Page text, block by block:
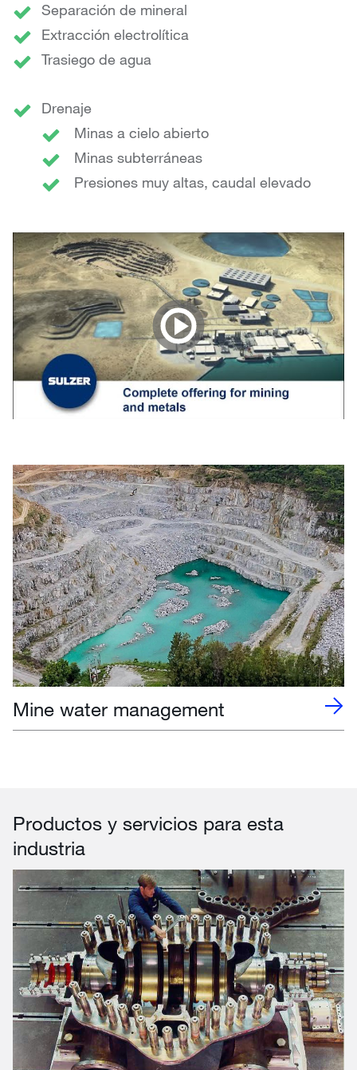
Separación de mineral
Extracción electrolítica
Trasiego de agua
Drenaje
Minas a cielo abierto
Minas subterráneas
Presiones muy altas, caudal elevado
Play
Video
Mine water management
Productos y servicios para esta
industria